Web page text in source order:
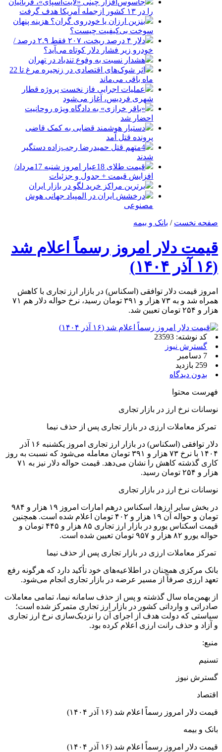
جاسوس‌افزار چینی «لایت‌اسپای»، قربانیان
را در ۱۳ کشور ازجمله آمریکا هدف گرفت
بنزین ارزان یا خودروی گران؟ هزینه پنهان
سوخت بی‌کیفیت چیست؟
دلار ۴ درصد ریخت، ۲۰۷ فقط ۲.۹ درصد /
خودرو زیر فشار دلار کوتاه می‌آید؟
هشدار نسبت به وفوع تندباد در تهران
اثر شوک‌های اقتصادی در زنجیره مرغ تا 22
ماه باقی می‌ماند
عملیات اجرایی فاز نخست پروژه قطار
شهری فردیس، آغاز می‌شود
«باقر خرازی» به دادگاه ویژه روحانیت
احضار شد
دستیار هوشمند قضایی به کمک قاضی
پرونده قتل آمد
4متهم قتل حمیدرضا رجب‌زاده دستگیر
شدند
قیمت طلای 18عیار امروز شنبه 17مرداد/
افزایش قیمت + جدول و جزئیات
برترین مراکز خرید لگو در بازار ایران
درخشش ایران در المپیاد جهانی هوش
مصنوعی
صفحه نخست / بانک و بیمه
قیمت دلار امروز رسماً اعلام شد
(۱۶ آذر ۱۴۰۴)
امروز قیمت دلار توافقی (اسکناس) در بازار ارز تجاری با کاهش
همراه شد و به ۷۳ هزار و ۳۹۱ تومان رسید، نرخ حواله دلار هم ۷۱
هزار و ۲۵۴ تومان تعیین شد.
کد نوشته: 23593
گسترش نیوز
7 دسامبر
259 بازدید
بدون دیدگاه
فهرست محتوا
نوسانات نرخ ارز در بازار تجاری
تمرکز معاملات ارزی در بازار تجاری پس از حذف نیما
دلار توافقی (اسکناس) در بازار ارز تجاری امروز یکشنبه ۱۶ آذر
۱۴۰۴ با نرخ ۷۳ هزار و ۳۹۱ تومان معامله می‌شود که نسبت به روز
کاری گذشته کاهش را نشان می‌دهد. قیمت حواله دلار نیز به ۷۱
هزار و ۲۵۴ تومان رسید.
نوسانات نرخ ارز در بازار تجاری
در بخش سایر ارزها، اسکناس درهم امارات امروز ۱۹ هزار و ۹۸۴
تومان و حواله آن ۱۹ هزار و ۴۰۲ تومان اعلام شده است. همچنین
قیمت اسکناس یورو در بازار ارز تجاری ۸۵ هزار و ۴۴۵ تومان و
حواله یورو ۸۲ هزار و ۹۵۷ تومان تعیین شده است.
تمرکز معاملات ارزی در بازار تجاری پس از حذف نیما
بانک مرکزی همچنان در اطلاعیه‌های خود تأکید دارد که هرگونه رفع
تعهد ارزی صرفاً از مسیر عرضه در بازار تجاری انجام می‌شود.
از بهمن‌ماه سال گذشته و پس از حذف سامانه نیما، تمامی معاملات
صادراتی و وارداتی کشور در بازار ارز تجاری متمرکز شده است؛
سیاستی که دولت هدف از اجرای آن را نزدیک‌سازی نرخ ارز تجاری
و آزاد و حذف رانت ارزی اعلام کرده بود.
منبع:
تسنیم
گسترش نیوز
اقتصاد
قیمت دلار امروز رسماً اعلام شد (۱۶ آذر ۱۴۰۴)
بانک و بیمه
قیمت دلار امروز رسماً اعلام شد (۱۶ آذر ۱۴۰۴)